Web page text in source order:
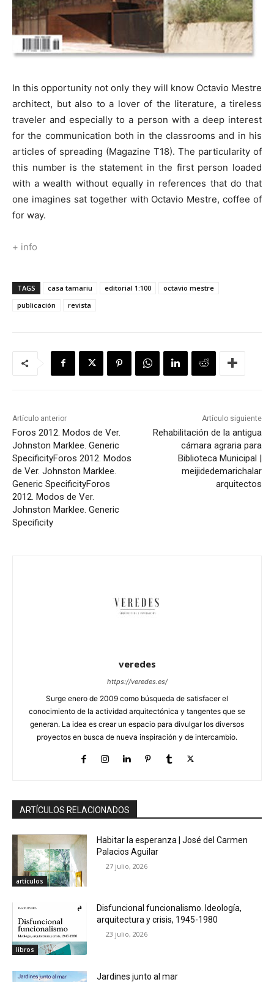
In this opportunity not only they will know Octavio Mestre
architect, but also to a lover of the literature, a tireless
traveler and especially to a person with a deep interest
for the communication both in the classrooms and in his
articles of spreading (Magazine T18). The particularity of
this number is the statement in the first person loaded
with a wealth without equally in references that do that
one imagines sat together with Octavio Mestre, coffee of
for way.
+ info
TAGS casa tamariu editorial 1:100
octavio mestre
publicación
revista
Artículo anterior
Foros 2012. Modos de Ver.
Johnston Marklee. Generic
SpecificityForos 2012. Modos
de Ver. Johnston Marklee.
Generic SpecificityForos
2012. Modos de Ver.
Johnston Marklee. Generic
Specificity
Artículo siguiente
Rehabilitación de la antigua
cámara agraria para
Biblioteca Municipal |
meijidedemarichalar
arquitectos
veredes
https://veredes.es/
Surge enero de 2009 como búsqueda de satisfacer el
conocimiento de la actividad arquitectónica y tangentes que se
generan. La idea es crear un espacio para divulgar los diversos
proyectos en busca de nueva inspiración y de intercambio.
ARTÍCULOS RELACIONADOS
artículos
Habitar la esperanza | José del Carmen
Palacios Aguilar
27 julio, 2026
libros
Disfuncional funcionalismo. Ideología,
arquitectura y crisis, 1945-1980
23 julio, 2026
Jardines junto al mar